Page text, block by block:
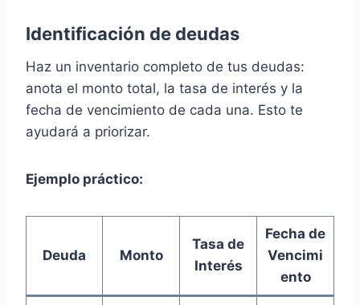
Identificación de deudas
Haz un inventario completo de tus deudas:
anota el monto total, la tasa de interés y la
fecha de vencimiento de cada una. Esto te
ayudará a priorizar.
Ejemplo práctico:
Deuda Monto
Tasa de
Interés
Fecha de
Vencimi
ento